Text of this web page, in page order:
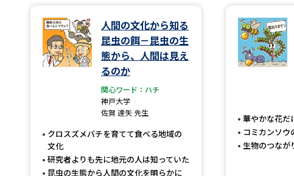
人間の文化から知る
昆虫の餌－昆虫の生
態から、人間は見え
るのか
関心ワード：ハチ
神戸大学
佐賀 達矢 先生
クロスズメバチを育てて食べる地域の
文化
研究者よりも先に地元の人は知っていた
昆虫の生態から人間の文化を明らかに
華やかな花だ
コミカンソウ
生物のつなが